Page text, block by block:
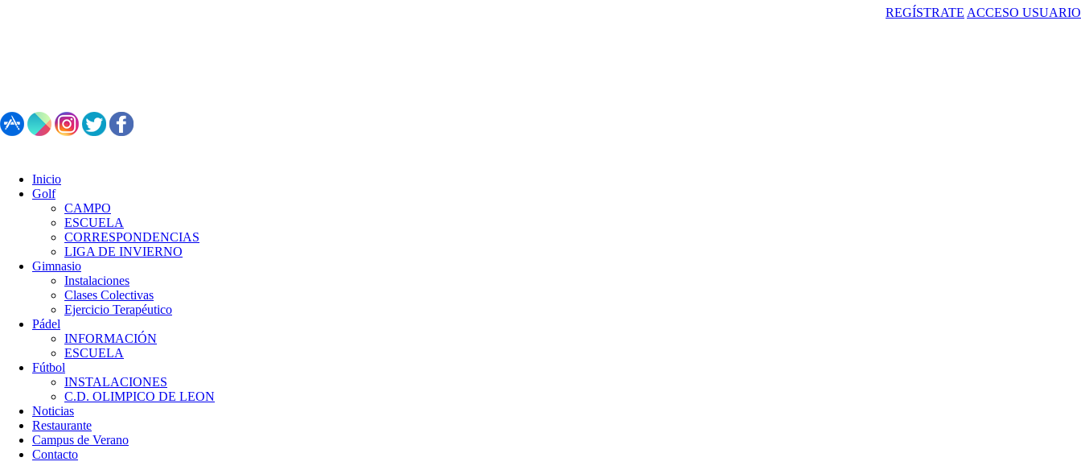
REGÍSTRATE ACCESO USUARIO
Inicio
Golf
CAMPO
ESCUELA
CORRESPONDENCIAS
LIGA DE INVIERNO
Gimnasio
Instalaciones
Clases Colectivas
Ejercicio Terapéutico
Pádel
INFORMACIÓN
ESCUELA
Fútbol
INSTALACIONES
C.D. OLIMPICO DE LEON
Noticias
Restaurante
Campus de Verano
Contacto